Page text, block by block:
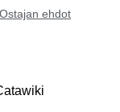
Ostajan ehdot